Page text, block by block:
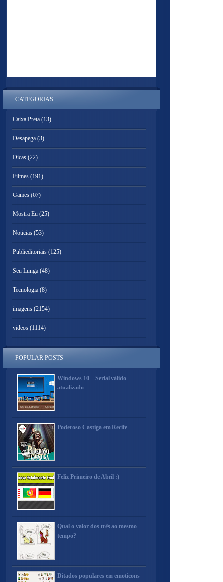
CATEGORIAS
Caixa Preta (13)
Desapega (3)
Dicas (22)
Filmes (191)
Games (67)
Mostra Eu (25)
Noticias (53)
Publieditoriais (125)
Seu Lunga (48)
Tecnologia (8)
imagens (2154)
videos (1114)
POPULAR POSTS
Windows 10 – Serial válido
atualizado
Poderoso Castiga em Recife
Feliz Primeiro de Abril :)
Qual o valor dos três ao mesmo
tempo?
Ditados populares em emoticons